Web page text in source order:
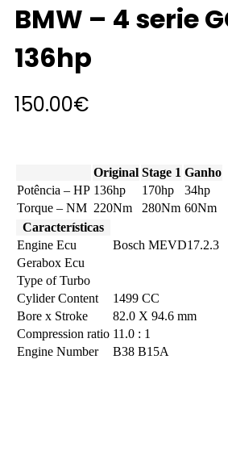
BMW – 4 serie
136hp
150.00€
Original Stage 1 Ganho
Potência – HP 136hp 170hp
34hp
Torque – NM 220Nm 280Nm 60Nm
Características
Engine Ecu
Bosch MEVD17.2.3
Gerabox Ecu
Type of Turbo
Cylider Content
1499 CC
Bore x Stroke
82.0 X 94.6 mm
Compression ratio 11.0 : 1
Engine Number
B38 B15A